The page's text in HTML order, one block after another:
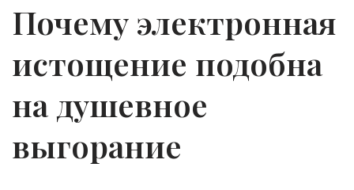
Почему электронная
истощение подобна
на душевное
выгорание